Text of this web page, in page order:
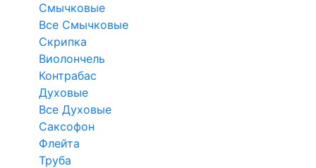
Смычковые
Все Смычковые
Скрипка
Виолончель
Контрабас
Духовые
Все Духовые
Саксофон
Флейта
Труба